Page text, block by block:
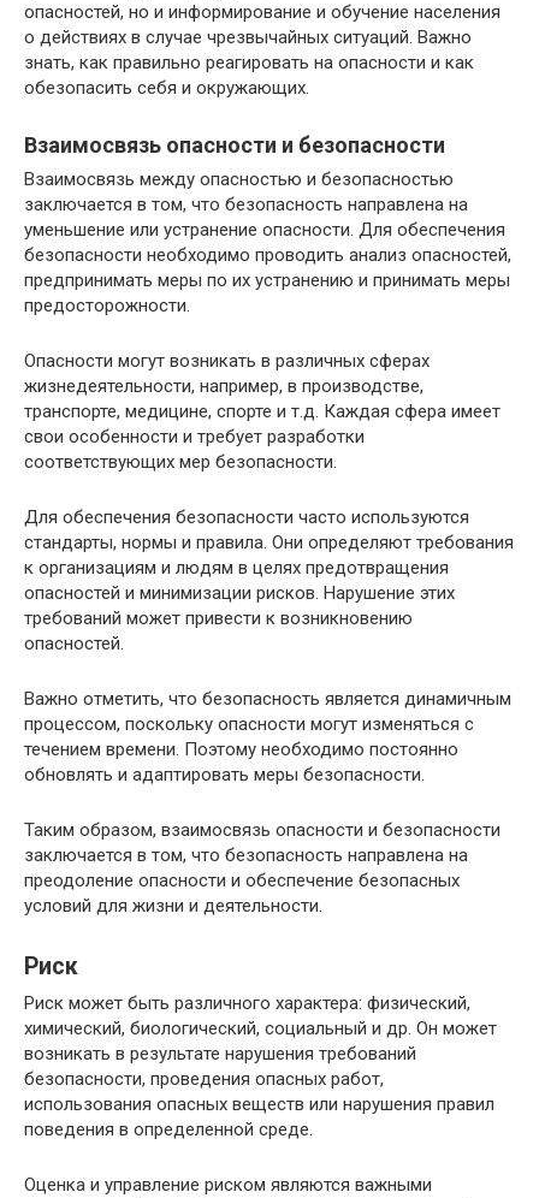
опасностей, но и информирование и обучение населения
о действиях в случае чрезвычайных ситуаций. Важно
знать, как правильно реагировать на опасности и как
обезопасить себя и окружающих.
Взаимосвязь опасности и безопасности
Взаимосвязь между опасностью и безопасностью
заключается в том, что безопасность направлена на
уменьшение или устранение опасности. Для обеспечения
безопасности необходимо проводить анализ опасностей,
предпринимать меры по их устранению и принимать меры
предосторожности.
Опасности могут возникать в различных сферах
жизнедеятельности, например, в производстве,
транспорте, медицине, спорте и т.д. Каждая сфера имеет
свои особенности и требует разработки
соответствующих мер безопасности.
Для обеспечения безопасности часто используются
стандарты, нормы и правила. Они определяют требования
к организациям и людям в целях предотвращения
опасностей и минимизации рисков. Нарушение этих
требований может привести к возникновению
опасностей.
Важно отметить, что безопасность является динамичным
процессом, поскольку опасности могут изменяться с
течением времени. Поэтому необходимо постоянно
обновлять и адаптировать меры безопасности.
Таким образом, взаимосвязь опасности и безопасности
заключается в том, что безопасность направлена на
преодоление опасности и обеспечение безопасных
условий для жизни и деятельности.
Риск
Риск может быть различного характера: физический,
химический, биологический, социальный и др. Он может
возникать в результате нарушения требований
безопасности, проведения опасных работ,
использования опасных веществ или нарушения правил
поведения в определенной среде.
Оценка и управление риском являются важными